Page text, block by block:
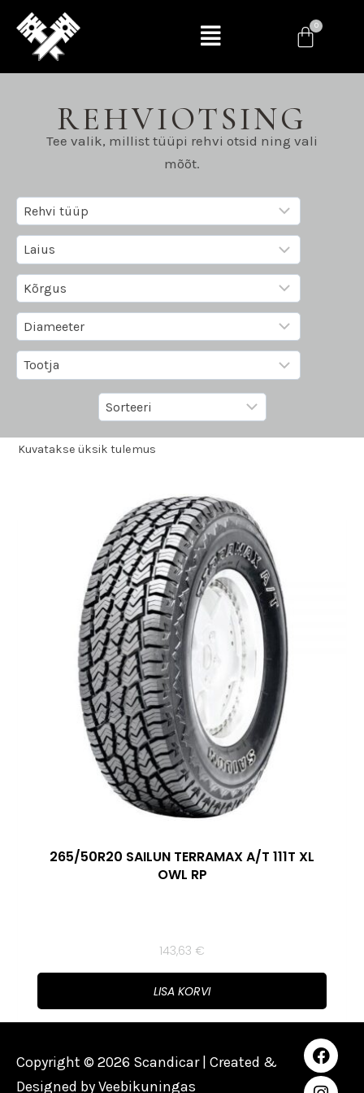
REHVIOTSING
Tee valik, millist tüüpi rehvi otsid ning vali
mõõt.
Kuvatakse üksik tulemus
265/50R20 SAILUN TERRAMAX A/T 111T XL
OWL RP
143,63 €
LISA KORVI
Copyright © 2026 Scandicar | Created &
Designed byVeebikuningas